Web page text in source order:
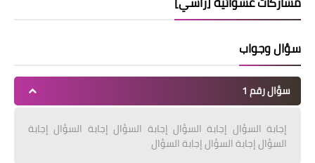
سؤال وجواب
سؤال رقم 1
إجابة السؤال إجابة السؤال إجابة السؤال إجابة السؤال إجابة
السؤال إجابة السؤال إجابة السؤال